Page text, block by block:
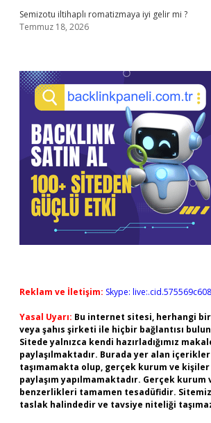
Semizotu iltihaplı romatizmaya iyi gelir mi ?
Temmuz 18, 2026
Reklam ve İletişim: Skype:
Yasal Uyarı: Bu internet sitesi, herhangi
veya şahıs şirketi ile hiçbir bağlantısı
Sitede yalnızca kendi hazırladığımız
paylaşılmaktadır. Burada yer alan
taşımamakta olup, gerçek kurum ve kişiler
paylaşım yapılmamaktadır. Gerçek
benzerlikleri tamamen tesadüfidir.
taslak halindedir ve tavsiye niteliği